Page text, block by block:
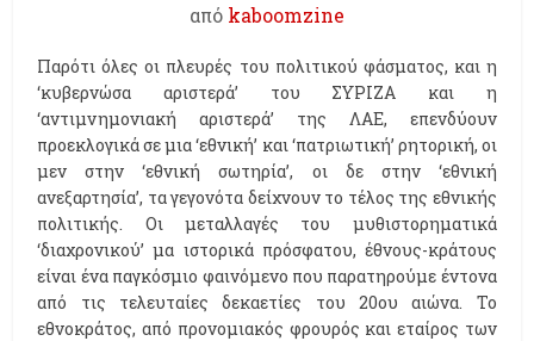
από kaboomzine
Παρότι όλες οι πλευρές του πολιτικού φάσματος, και η
‘κυβερνώσα αριστερά’ του ΣΥΡΙΖΑ και η
‘αντιμνημονιακή αριστερά’ της ΛΑΕ, επενδύουν
προεκλογικά σε μια ‘εθνική’ και ‘πατριωτική’ ρητορική, οι
μεν στην ‘εθνική σωτηρία’, οι δε στην ‘εθνική
ανεξαρτησία’, τα γεγονότα δείχνουν το τέλος της εθνικής
πολιτικής. Οι μεταλλαγές του μυθιστορηματικά
‘διαχρονικού’ μα ιστορικά πρόσφατου, έθνους-κράτους
είναι ένα παγκόσμιο φαινόμενο που παρατηρούμε έντονα
από τις τελευταίες δεκαετίες του 20ου αιώνα. Το
εθνοκράτος, από προνομιακός φρουρός και εταίρος των